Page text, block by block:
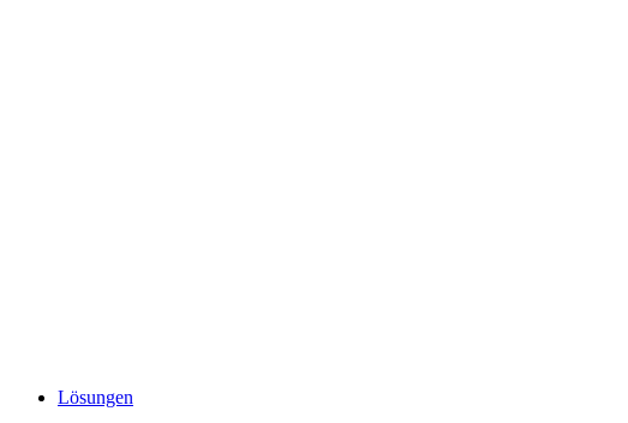
Lösungen